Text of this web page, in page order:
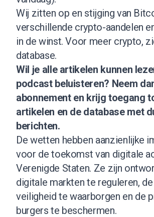
Wij zitten op en stijging van
verschillende crypto-aandelen
in de winst.Voor meer crypto,
database.
Wil je alle artikelen kunnen
podcast beluisteren? Neem
abonnementen krijg toegang
artikelen en de database met
berichten.
De wetten hebben aanzienlijke
voor de toekomst van digitale
Verenigde Staten. Ze zijn
digitale markten te reguleren,
veiligheid te waarborgen en de
burgers te beschermen.